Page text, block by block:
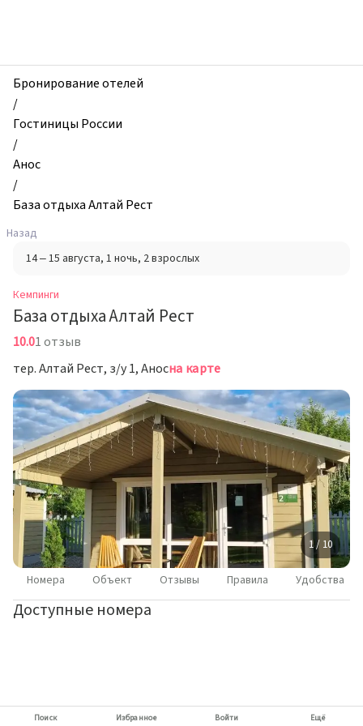
База
отдыха
Алтай
Рест,
Анос,
Россия
Бронирование отелей
/
Гостиницы России
/
Анос
/
База отдыха Алтай Рест
Назад
14 – 15 августа, 1 ночь, 2 взрослых
Кемпинги
База отдыха Алтай Рест
10.01 отзыв
тер. Алтай Рест, з/у 1, Аносна карте
1 / 10
Номера Объект Отзывы Правила Удобства
Доступные номера
Поиск Избранное Войти Ещё